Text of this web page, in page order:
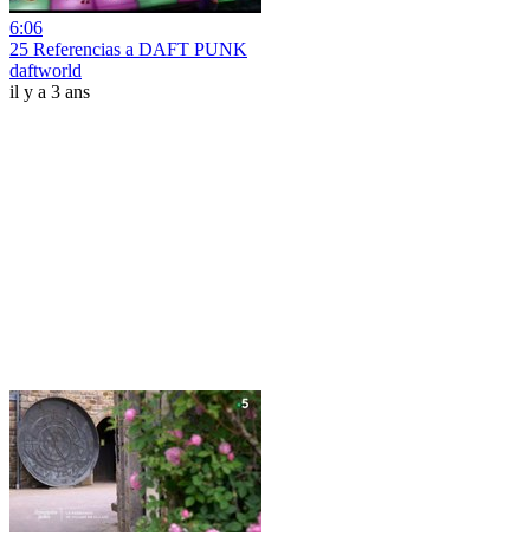
6:06
25 Referencias a DAFT PUNK
daftworld
il y a 3 ans